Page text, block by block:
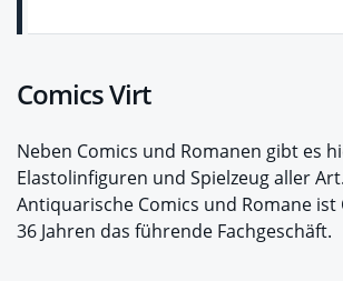
Comics Virt
Neben Comics und Romanen gibt es
Elastolinfiguren und Spielzeug aller
Antiquarische Comics und Romane ist
36 Jahren das führende Fachgeschäft.